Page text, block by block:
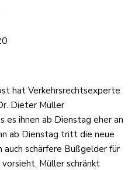
hat Verkehrsrechtsexperte
Dieter Müller
es ihnen ab Dienstag eher an
ab Dienstag tritt die neue
schärfere Bußgelder für
Müller schränkt